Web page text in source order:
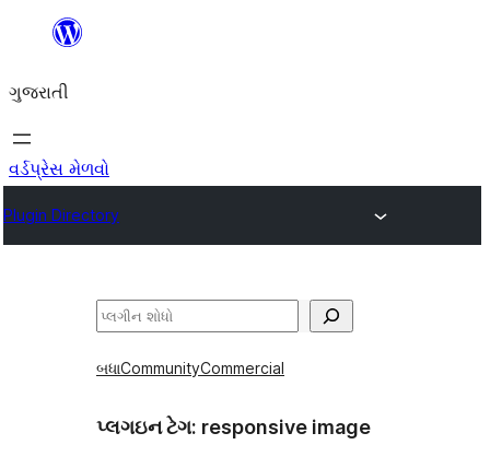
કંટેન્ટ(લખાણ)
જાઓ
ગુજરાતી
વર્ડપ્રેસ મેળવો
Plugin Directory
શોધો
બધાCommunityCommercial
પ્લગઇન ટેગ: responsive image